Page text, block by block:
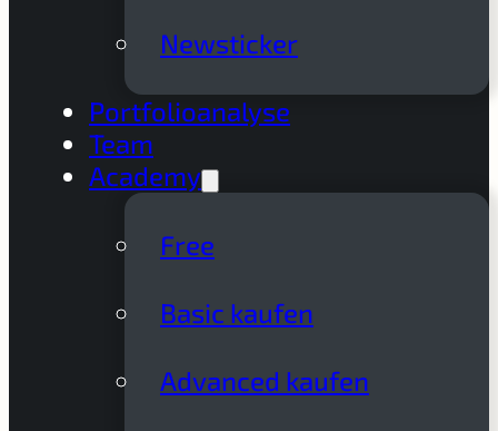
Newsticker
Portfolioanalyse
Team
Academy
Free
Basic kaufen
Advanced kaufen